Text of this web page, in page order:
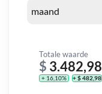
Totale waarde
$ 3.482,98
+ 16,10% + $ 482,98